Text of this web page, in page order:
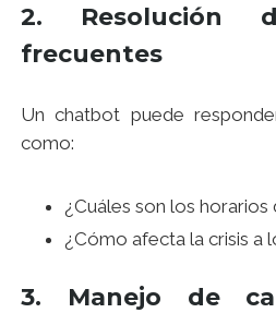
2. Resolución
frecuentes
Un chatbot puede
como:
¿Cuáles son los horarios
¿Cómo afecta la crisis a
3. Manejo de